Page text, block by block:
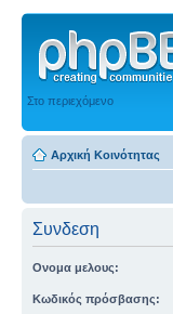
Στο περιεχόμενο
Αρχική Κοινότητας
Συνδεση
Ονομα μελους:
Κωδικός πρόσβασης: